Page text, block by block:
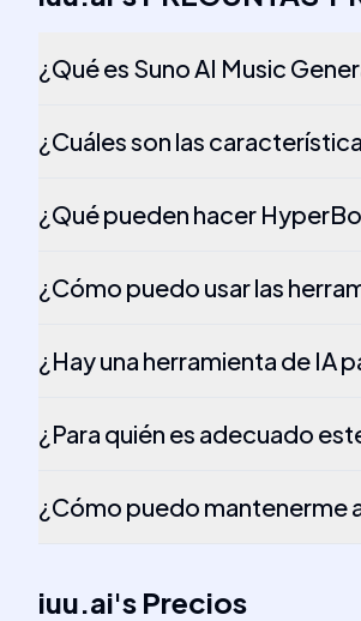
¿Qué es Suno AI Music
¿Cuáles son las
¿Qué pueden hacer
¿Cómo puedo usar las
¿Hay una herramienta de IA
¿Para quién es adecuado
¿Cómo puedo mantenerme
iuu.ai's Precios